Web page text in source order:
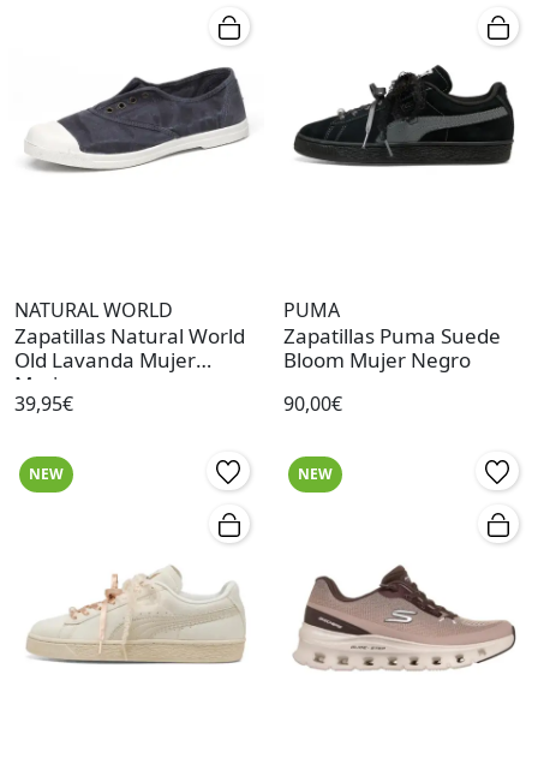
NATURAL WORLD
Zapatillas Natural World
Old Lavanda Mujer
Marino
39,95€
PUMA
Zapatillas Puma Suede
Bloom Mujer Negro
90,00€
NEW NEW